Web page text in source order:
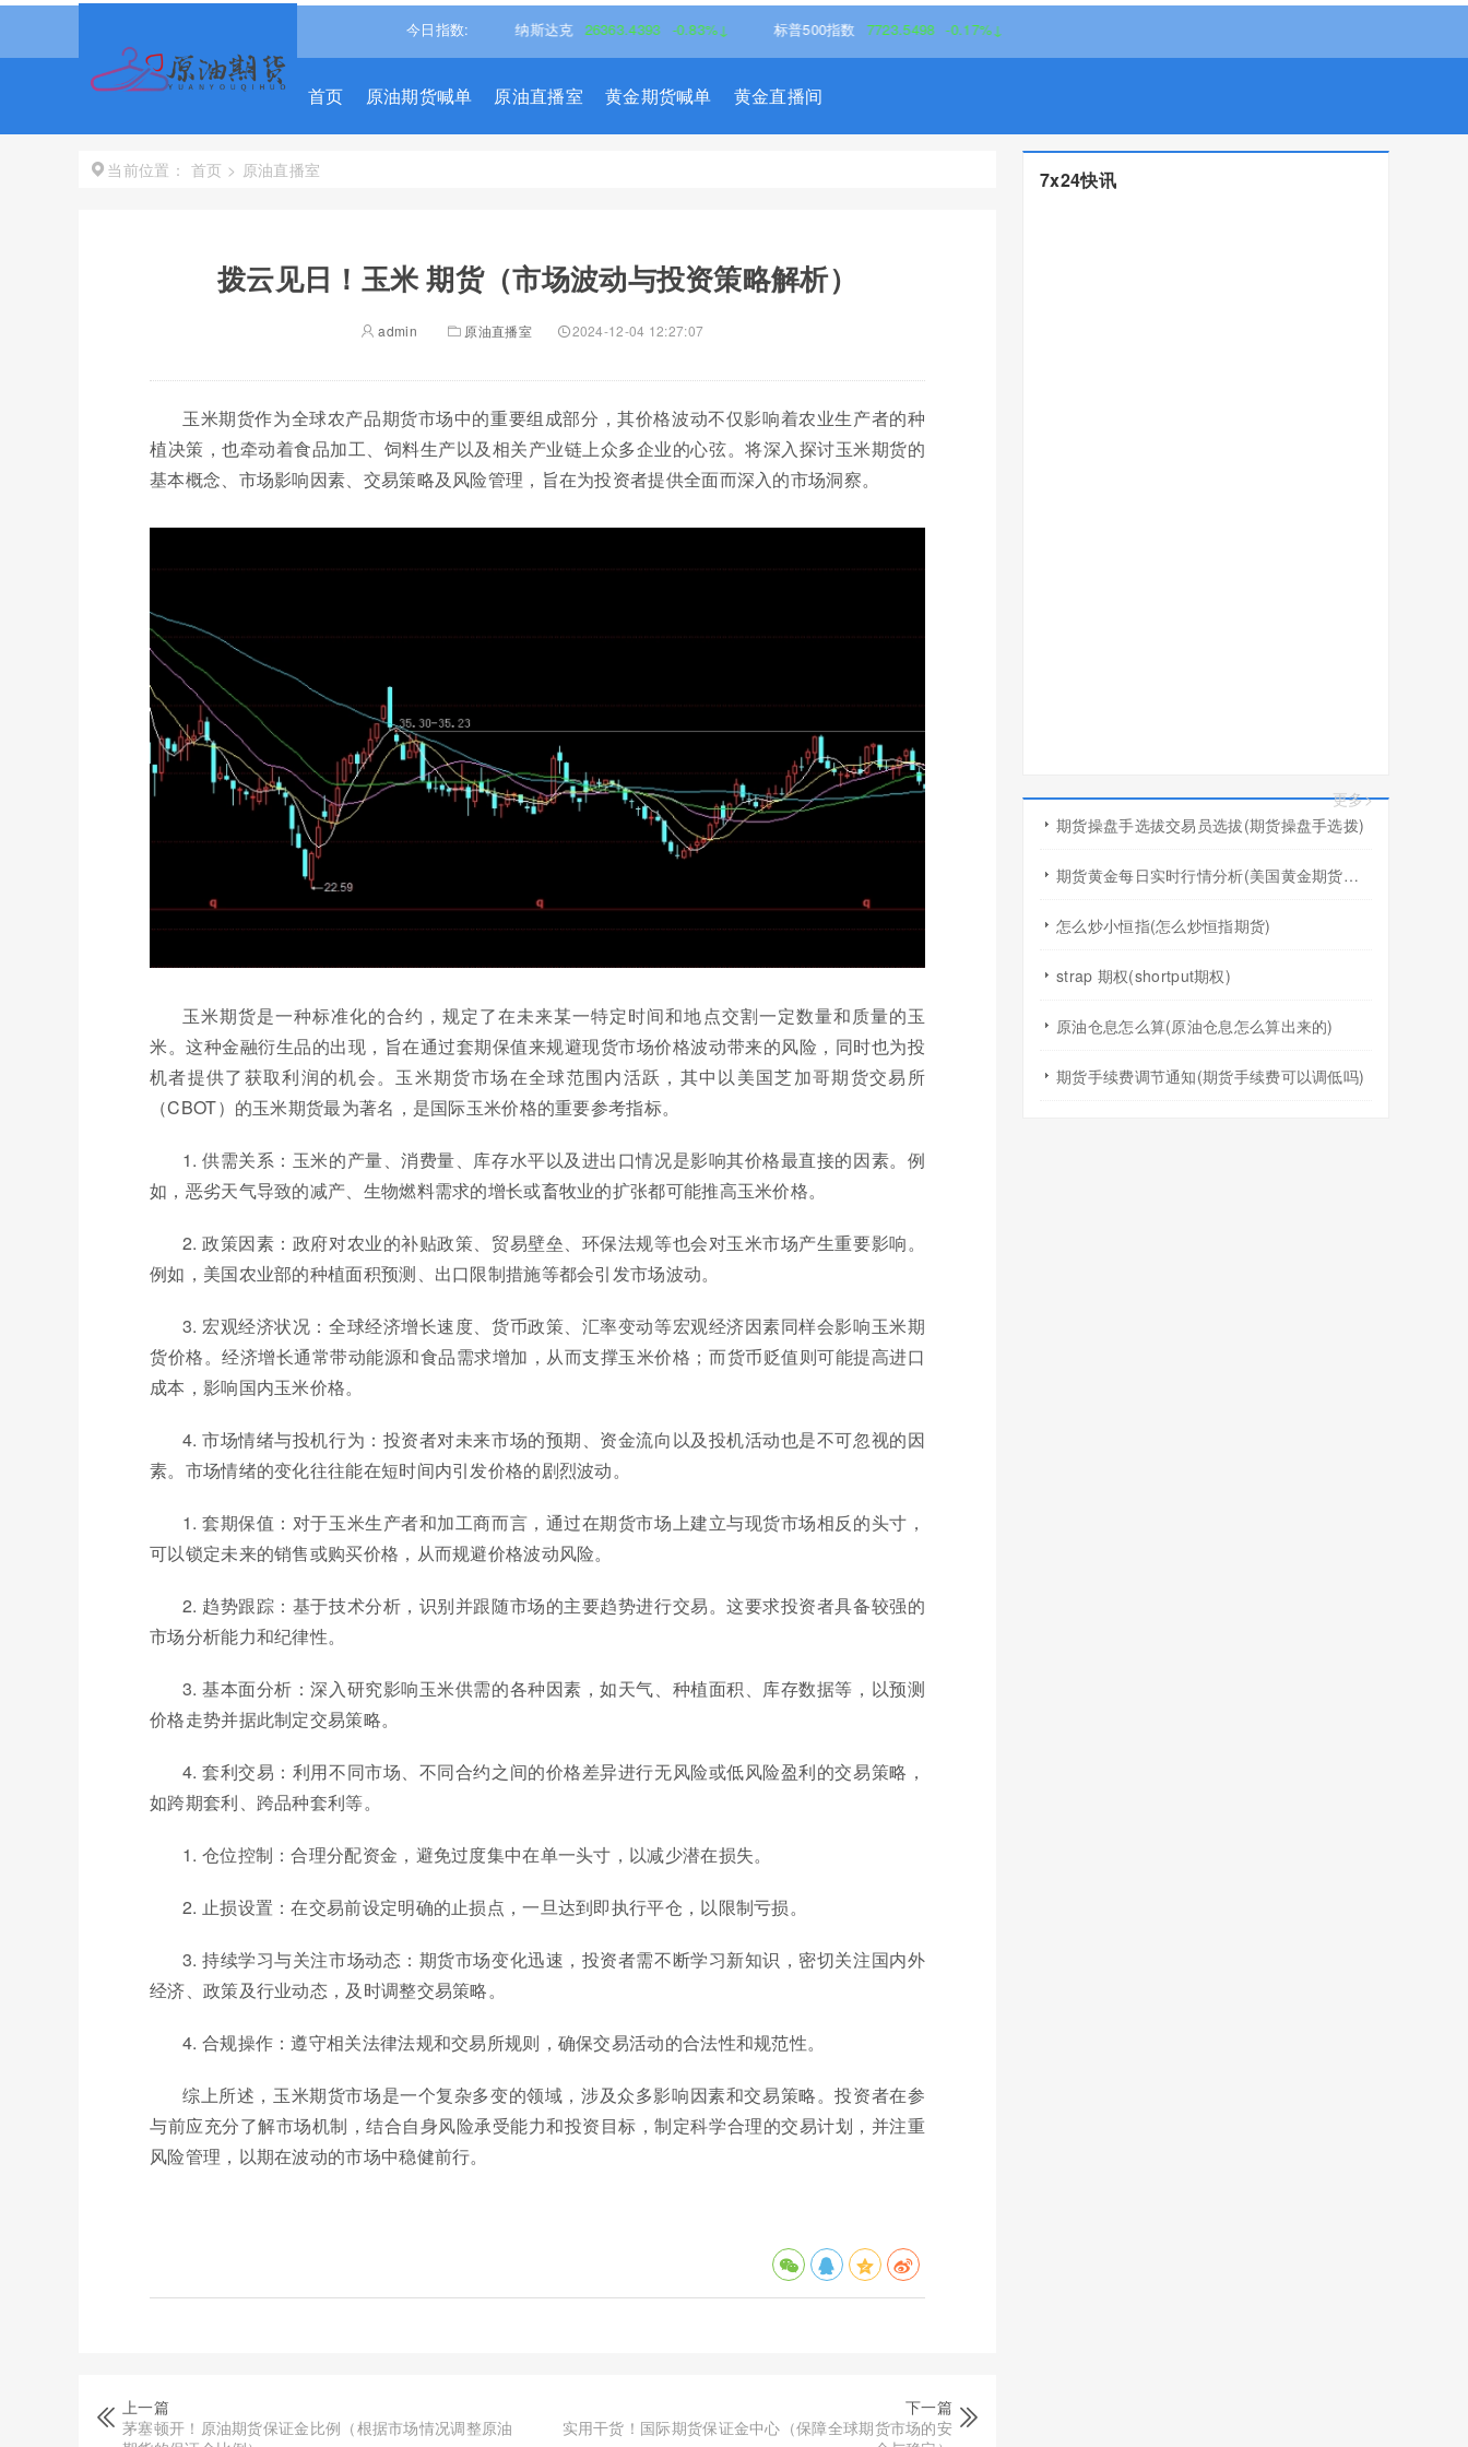
今日指数:
0.49%↑ 纳斯达克 26363.4393 -0.83%↓ 标普500指数 7723.5498 -0.17%↓
首页 原油期货喊单 原油直播室 黄金期货喊单 黄金直播间
当前位置： 首页 > 原油直播室
拨云见日！玉米 期货（市场波动与投资策略解析）
admin 原油直播室 2024-12-04 12:27:07
玉米期货作为全球农产品期货市场中的重要组成部分，其价格波动不仅影响着农业生产者的种
植决策，也牵动着食品加工、饲料生产以及相关产业链上众多企业的心弦。将深入探讨玉米期货的
基本概念、市场影响因素、交易策略及风险管理，旨在为投资者提供全面而深入的市场洞察。
玉米期货是一种标准化的合约，规定了在未来某一特定时间和地点交割一定数量和质量的玉
米。这种金融衍生品的出现，旨在通过套期保值来规避现货市场价格波动带来的风险，同时也为投
机者提供了获取利润的机会。玉米期货市场在全球范围内活跃，其中以美国芝加哥期货交易所
（CBOT）的玉米期货最为著名，是国际玉米价格的重要参考指标。
1. 供需关系：玉米的产量、消费量、库存水平以及进出口情况是影响其价格最直接的因素。例
如，恶劣天气导致的减产、生物燃料需求的增长或畜牧业的扩张都可能推高玉米价格。
2. 政策因素：政府对农业的补贴政策、贸易壁垒、环保法规等也会对玉米市场产生重要影响。
例如，美国农业部的种植面积预测、出口限制措施等都会引发市场波动。
3. 宏观经济状况：全球经济增长速度、货币政策、汇率变动等宏观经济因素同样会影响玉米期
货价格。经济增长通常带动能源和食品需求增加，从而支撑玉米价格；而货币贬值则可能提高进口
成本，影响国内玉米价格。
4. 市场情绪与投机行为：投资者对未来市场的预期、资金流向以及投机活动也是不可忽视的因
素。市场情绪的变化往往能在短时间内引发价格的剧烈波动。
1. 套期保值：对于玉米生产者和加工商而言，通过在期货市场上建立与现货市场相反的头寸，
可以锁定未来的销售或购买价格，从而规避价格波动风险。
2. 趋势跟踪：基于技术分析，识别并跟随市场的主要趋势进行交易。这要求投资者具备较强的
市场分析能力和纪律性。
3. 基本面分析：深入研究影响玉米供需的各种因素，如天气、种植面积、库存数据等，以预测
价格走势并据此制定交易策略。
4. 套利交易：利用不同市场、不同合约之间的价格差异进行无风险或低风险盈利的交易策略，
如跨期套利、跨品种套利等。
1. 仓位控制：合理分配资金，避免过度集中在单一头寸，以减少潜在损失。
2. 止损设置：在交易前设定明确的止损点，一旦达到即执行平仓，以限制亏损。
3. 持续学习与关注市场动态：期货市场变化迅速，投资者需不断学习新知识，密切关注国内外
经济、政策及行业动态，及时调整交易策略。
4. 合规操作：遵守相关法律法规和交易所规则，确保交易活动的合法性和规范性。
综上所述，玉米期货市场是一个复杂多变的领域，涉及众多影响因素和交易策略。投资者在参
与前应充分了解市场机制，结合自身风险承受能力和投资目标，制定科学合理的交易计划，并注重
风险管理，以期在波动的市场中稳健前行。
上一篇
茅塞顿开！原油期货保证金比例（根据市场情况调整原油
下一篇
实用干货！国际期货保证金中心（保障全球期货市场的安
7x24快讯
更多>
期货操盘手选拔交易员选拔(期货操盘手选拨)
期货黄金每日实时行情分析(美国黄金期货行情几点开盘)
怎么炒小恒指(怎么炒恒指期货)
strap 期权(shortput期权)
原油仓息怎么算(原油仓息怎么算出来的)
期货手续费调节通知(期货手续费可以调低吗)